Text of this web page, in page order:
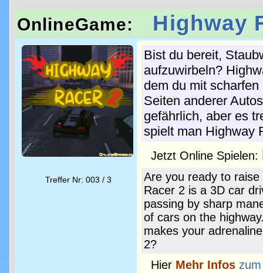
OnlineGame: Highway
Treffer Nr: 003 / 3
Bist du bereit,
aufzuwirbeln?
dem du mit
Seiten anderer
gefährlich, aber es
spielt man Highway
Jetzt Online Spielen:
Are you ready to
Racer 2 is a 3D car
passing by sharp
of cars on the
makes your
2?
Hier Mehr Infos